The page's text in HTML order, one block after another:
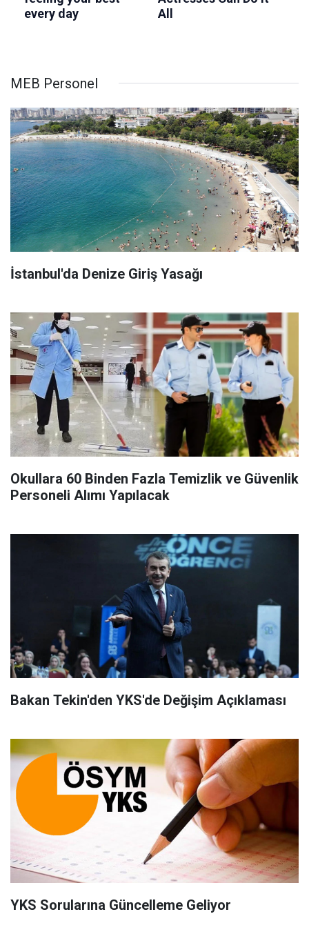
MEB Personel
İstanbul'da Denize Giriş Yasağı
Okullara 60 Binden Fazla Temizlik ve Güvenlik
Personeli Alımı Yapılacak
Bakan Tekin'den YKS'de Değişim Açıklaması
YKS Sorularına Güncelleme Geliyor